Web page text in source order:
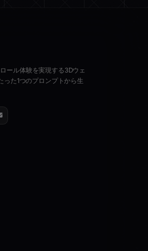
ール体験を実現する3Dウェ
た1つのプロンプトから生